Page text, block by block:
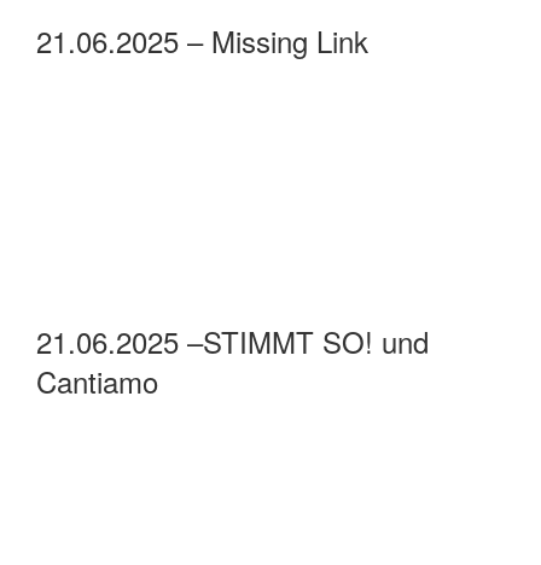
21.06.2025 – Missing Link
21.06.2025 –STIMMT SO! und
Cantiamo